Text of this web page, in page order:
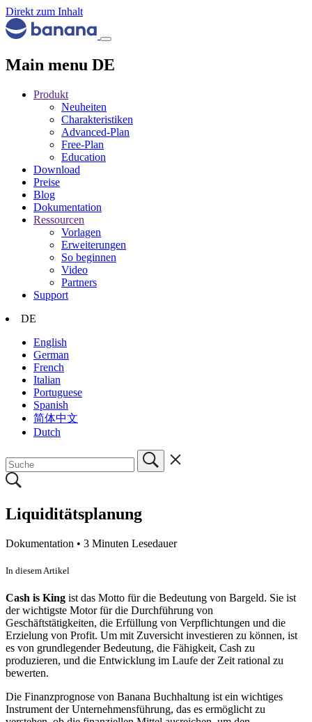
Direkt zum Inhalt
Main menu DE
Produkt
Neuheiten
Charakteristiken
Advanced-Plan
Free-Plan
Education
Download
Preise
Blog
Dokumentation
Ressourcen
Vorlagen
Erweiterungen
So beginnen
Video
Partners
Support
DE
English
German
French
Italian
Portuguese
Spanish
简体中文
Dutch
Liquiditätsplanung
Dokumentation • 3 Minuten Lesedauer
In diesem Artikel
Cash is King ist das Motto für die Bedeutung von Bargeld. Sie ist
der wichtigste Motor für die Durchführung von
Geschäftstätigkeiten, die Erfüllung von Verpflichtungen und die
Erzielung von Profit. Um mit Zuversicht investieren zu können, ist
es von grundlegender Bedeutung, die Fähigkeit, Cash zu
produzieren, und die Entwicklung im Laufe der Zeit rational zu
bewerten.
Die Finanzprognose von Banana Buchhaltung ist ein wichtiges
Instrument der Unternehmensführung, das es ermöglicht zu